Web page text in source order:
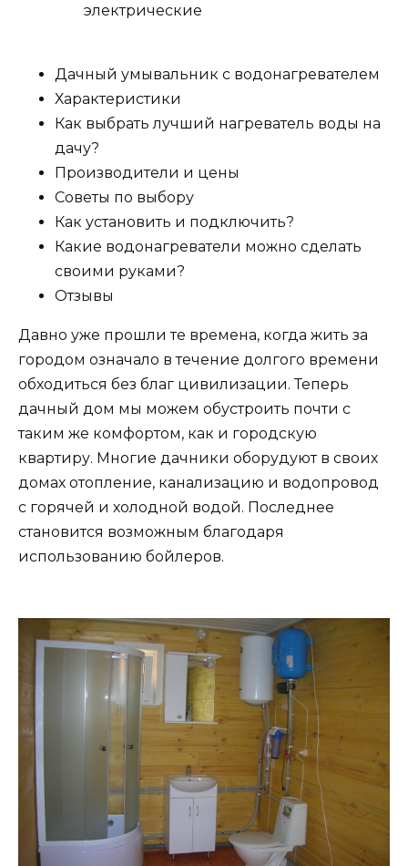
электрические
Дачный умывальник с водонагревателем
Характеристики
Как выбрать лучший нагреватель воды на
дачу?
Производители и цены
Советы по выбору
Как установить и подключить?
Какие водонагреватели можно сделать
своими руками?
Отзывы
Давно уже прошли те времена, когда жить за
городом означало в течение долгого времени
обходиться без благ цивилизации. Теперь
дачный дом мы можем обустроить почти с
таким же комфортом, как и городскую
квартиру. Многие дачники оборудуют в своих
домах отопление, канализацию и водопровод
с горячей и холодной водой. Последнее
становится возможным благодаря
использованию бойлеров.